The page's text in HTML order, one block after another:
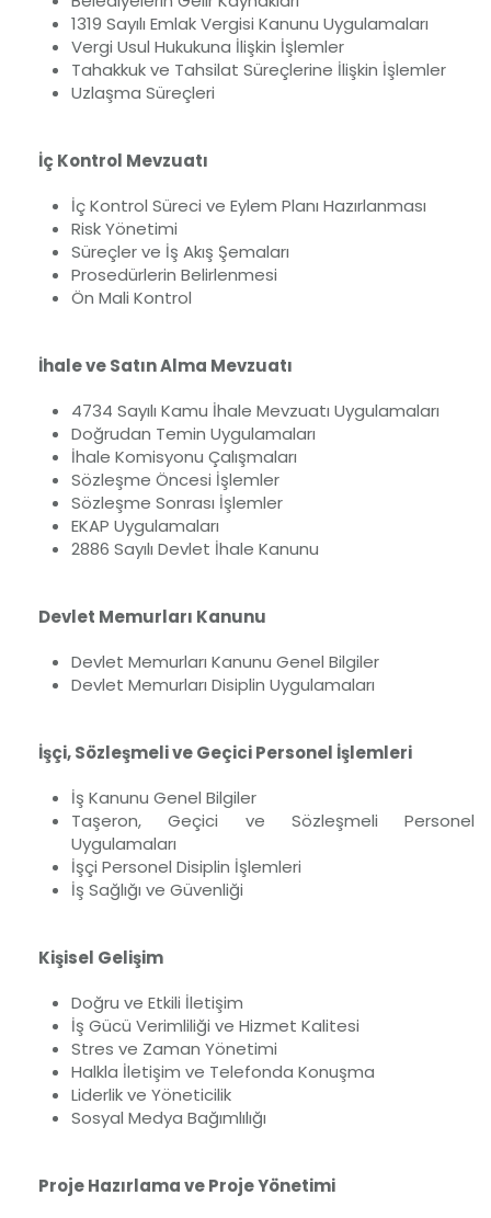
1319 Sayılı Emlak Vergisi Kanunu Uygulamaları
Vergi Usul Hukukuna İlişkin İşlemler
Tahakkuk ve Tahsilat Süreçlerine İlişkin İşlemler
Uzlaşma Süreçleri
İç Kontrol Mevzuatı
İç Kontrol Süreci ve Eylem Planı Hazırlanması
Risk Yönetimi
Süreçler ve İş Akış Şemaları
Prosedürlerin Belirlenmesi
Ön Mali Kontrol
İhale ve Satın Alma Mevzuatı
4734 Sayılı Kamu İhale Mevzuatı Uygulamaları
Doğrudan Temin Uygulamaları
İhale Komisyonu Çalışmaları
Sözleşme Öncesi İşlemler
Sözleşme Sonrası İşlemler
EKAP Uygulamaları
2886 Sayılı Devlet İhale Kanunu
Devlet Memurları Kanunu
Devlet Memurları Kanunu Genel Bilgiler
Devlet Memurları Disiplin Uygulamaları
İşçi, Sözleşmeli ve Geçici Personel İşlemleri
İş Kanunu Genel Bilgiler
Taşeron, Geçici ve Sözleşmeli Personel
Uygulamaları
İşçi Personel Disiplin İşlemleri
İş Sağlığı ve Güvenliği
Kişisel Gelişim
Doğru ve Etkili İletişim
İş Gücü Verimliliği ve Hizmet Kalitesi
Stres ve Zaman Yönetimi
Halkla İletişim ve Telefonda Konuşma
Liderlik ve Yöneticilik
Sosyal Medya Bağımlılığı
Proje Hazırlama ve Proje Yönetimi